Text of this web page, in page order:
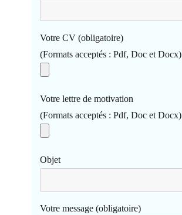
Votre CV (obligatoire)
(Formats acceptés : Pdf, Doc et Docx)
Votre lettre de motivation
(Formats acceptés : Pdf, Doc et Docx)
Objet
Votre message (obligatoire)